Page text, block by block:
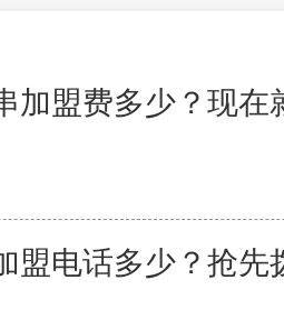
加盟费多少？现在
盟电话多少？抢